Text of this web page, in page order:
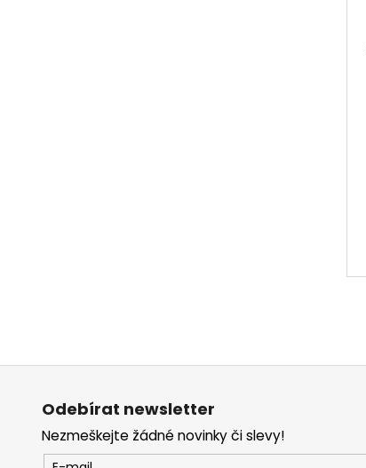
Odebírat newsletter
Nezmeškejte žádné novinky či slevy!